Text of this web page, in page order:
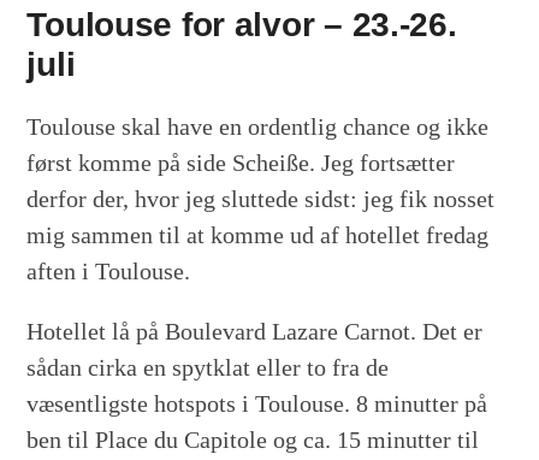
Toulouse for alvor – 23.-26.
juli
Toulouse skal have en ordentlig chance og ikke
først komme på side Scheiße. Jeg fortsætter
derfor der, hvor jeg sluttede sidst: jeg fik nosset
mig sammen til at komme ud af hotellet fredag
aften i Toulouse.
Hotellet lå på Boulevard Lazare Carnot. Det er
sådan cirka en spytklat eller to fra de
væsentligste hotspots i Toulouse. 8 minutter på
ben til Place du Capitole og ca. 15 minutter til